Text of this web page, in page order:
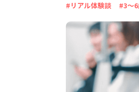
#リアル体験談 #3～